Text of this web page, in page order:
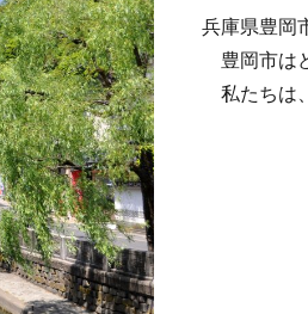
兵庫県豊岡
豊岡市は
私たちは
City－」と
豊岡とい
もいいの
豊岡が小